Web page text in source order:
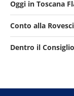
Oggi in Toscana
Conto alla
Dentro il